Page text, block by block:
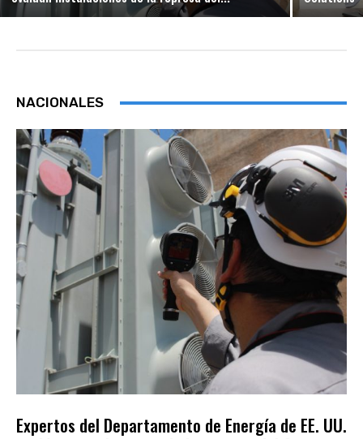
NACIONALES
Expertos del Departamento de Energía de EE. UU.